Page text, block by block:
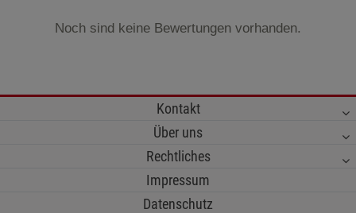
Noch sind keine Bewertungen vorhanden.
Kontakt
Über uns
Rechtliches
Impressum
Datenschutz